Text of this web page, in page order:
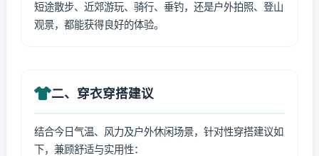
短途散步、近郊游玩、骑行、垂钓，还是户外拍照、登山
观景，都能获得良好的体验。
二、穿衣穿搭建议
结合今日气温、风力及户外休闲场景，针对性穿搭建议如
下，兼顾舒适与实用性：